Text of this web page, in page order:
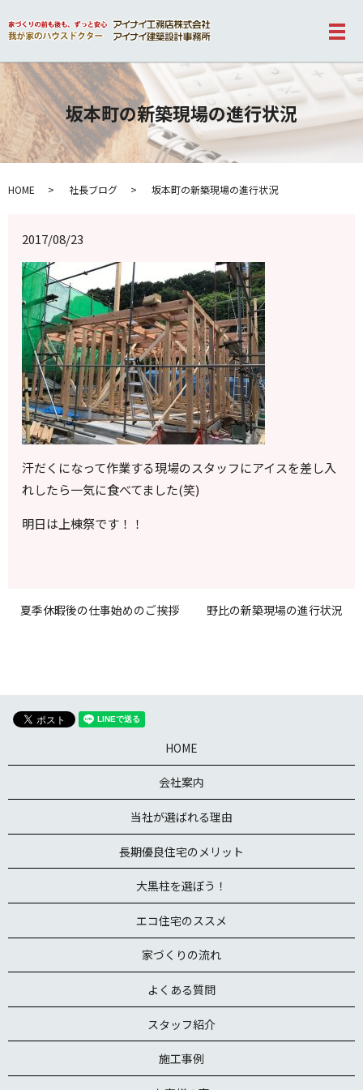
メ
坂本町の新築現場の進行状況
HOME 社長ブログ 坂本町の新築現場の進行状況
2017/08/23
汗だくになって作業する現場のスタッフにアイスを差し入
れしたら一気に食べてました(笑)
明日は上棟祭です！！
夏季休暇後の仕事始めのご挨拶 野比の新築現場の進行状況
HOME
会社案内
当社が選ばれる理由
長期優良住宅のメリット
大黒柱を選ぼう！
エコ住宅のススメ
家づくりの流れ
よくある質問
スタッフ紹介
施工事例